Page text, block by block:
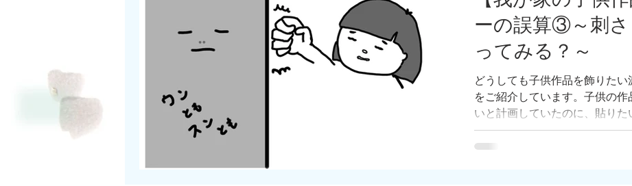
ーの誤算③～刺
ってみる？～
どうしても子供作品を飾りた
をご紹介しています。子供の
いと計画していたのに、貼り
壁と分かり、フックを刺すこと